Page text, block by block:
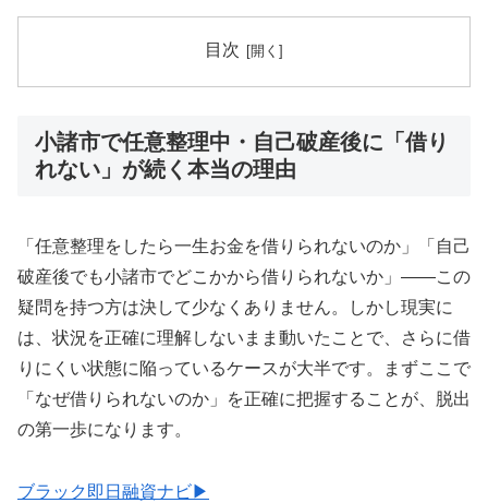
目次
小諸市で任意整理中・自己破産後に「借り
れない」が続く本当の理由
「任意整理をしたら一生お金を借りられないのか」「自己
破産後でも小諸市でどこかから借りられないか」——この
疑問を持つ方は決して少なくありません。しかし現実に
は、状況を正確に理解しないまま動いたことで、さらに借
りにくい状態に陥っているケースが大半です。まずここで
「なぜ借りられないのか」を正確に把握することが、脱出
の第一歩になります。
ブラック即日融資ナビ▶